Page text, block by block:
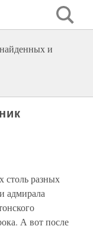
и
столь разных
адмирала
А вот после